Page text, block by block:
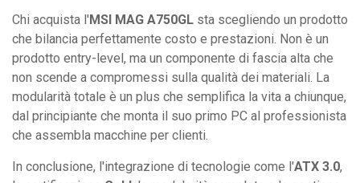
Chi acquista l'MSI MAG A750GL sta scegliendo un prodotto
che bilancia perfettamente costo e prestazioni. Non è un
prodotto entry-level, ma un componente di fascia alta che
non scende a compromessi sulla qualità dei materiali. La
modularità totale è un plus che semplifica la vita a chiunque,
dal principiante che monta il suo primo PC al professionista
che assembla macchine per clienti.
In conclusione, l'integrazione di tecnologie come l'ATX 3.0,